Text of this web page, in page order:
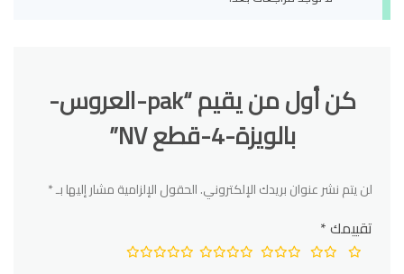
كن أول من يقيم “pak-العروس-
بالويزة-4-قطع NV”
لن يتم نشر عنوان بريدك الإلكتروني.الحقول الإلزامية مشار إليها بـ*
تقييمك*